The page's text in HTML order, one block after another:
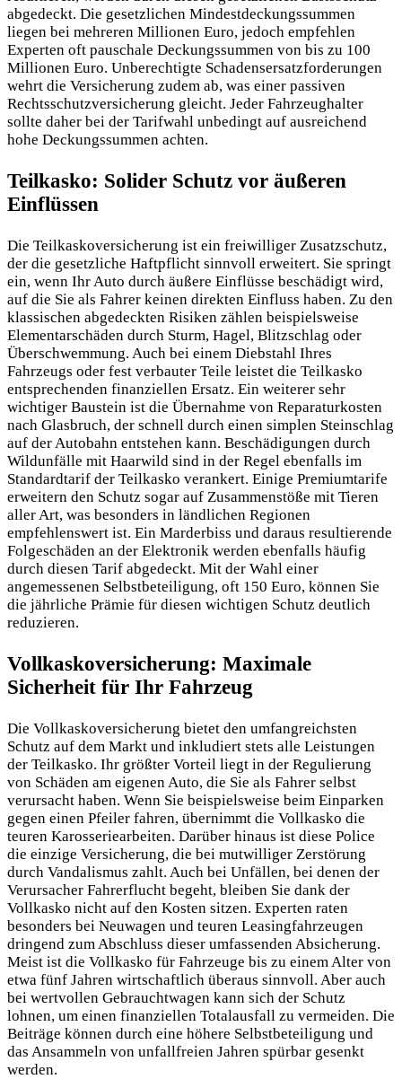
abgedeckt. Die gesetzlichen Mindestdeckungssummen
liegen bei mehreren Millionen Euro, jedoch empfehlen
Experten oft pauschale Deckungssummen von bis zu 100
Millionen Euro. Unberechtigte Schadensersatzforderungen
wehrt die Versicherung zudem ab, was einer passiven
Rechtsschutzversicherung gleicht. Jeder Fahrzeughalter
sollte daher bei der Tarifwahl unbedingt auf ausreichend
hohe Deckungssummen achten.
Teilkasko: Solider Schutz vor äußeren
Einflüssen
Die Teilkaskoversicherung ist ein freiwilliger Zusatzschutz,
der die gesetzliche Haftpflicht sinnvoll erweitert. Sie springt
ein, wenn Ihr Auto durch äußere Einflüsse beschädigt wird,
auf die Sie als Fahrer keinen direkten Einfluss haben. Zu den
klassischen abgedeckten Risiken zählen beispielsweise
Elementarschäden durch Sturm, Hagel, Blitzschlag oder
Überschwemmung. Auch bei einem Diebstahl Ihres
Fahrzeugs oder fest verbauter Teile leistet die Teilkasko
entsprechenden finanziellen Ersatz. Ein weiterer sehr
wichtiger Baustein ist die Übernahme von Reparaturkosten
nach Glasbruch, der schnell durch einen simplen Steinschlag
auf der Autobahn entstehen kann. Beschädigungen durch
Wildunfälle mit Haarwild sind in der Regel ebenfalls im
Standardtarif der Teilkasko verankert. Einige Premiumtarife
erweitern den Schutz sogar auf Zusammenstöße mit Tieren
aller Art, was besonders in ländlichen Regionen
empfehlenswert ist. Ein Marderbiss und daraus resultierende
Folgeschäden an der Elektronik werden ebenfalls häufig
durch diesen Tarif abgedeckt. Mit der Wahl einer
angemessenen Selbstbeteiligung, oft 150 Euro, können Sie
die jährliche Prämie für diesen wichtigen Schutz deutlich
reduzieren.
Vollkaskoversicherung: Maximale
Sicherheit für Ihr Fahrzeug
Die Vollkaskoversicherung bietet den umfangreichsten
Schutz auf dem Markt und inkludiert stets alle Leistungen
der Teilkasko. Ihr größter Vorteil liegt in der Regulierung
von Schäden am eigenen Auto, die Sie als Fahrer selbst
verursacht haben. Wenn Sie beispielsweise beim Einparken
gegen einen Pfeiler fahren, übernimmt die Vollkasko die
teuren Karosseriearbeiten. Darüber hinaus ist diese Police
die einzige Versicherung, die bei mutwilliger Zerstörung
durch Vandalismus zahlt. Auch bei Unfällen, bei denen der
Verursacher Fahrerflucht begeht, bleiben Sie dank der
Vollkasko nicht auf den Kosten sitzen. Experten raten
besonders bei Neuwagen und teuren Leasingfahrzeugen
dringend zum Abschluss dieser umfassenden Absicherung.
Meist ist die Vollkasko für Fahrzeuge bis zu einem Alter von
etwa fünf Jahren wirtschaftlich überaus sinnvoll. Aber auch
bei wertvollen Gebrauchtwagen kann sich der Schutz
lohnen, um einen finanziellen Totalausfall zu vermeiden. Die
Beiträge können durch eine höhere Selbstbeteiligung und
das Ansammeln von unfallfreien Jahren spürbar gesenkt
werden.